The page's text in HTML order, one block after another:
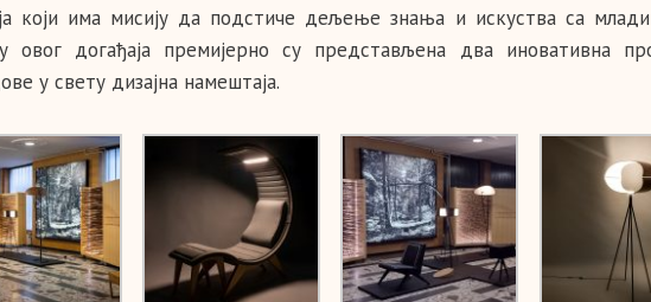
који има мисију да подстиче дељење знања и искуства са
овог догађаја премијерно су представљена два иновативна
у свету дизајна намештаја.